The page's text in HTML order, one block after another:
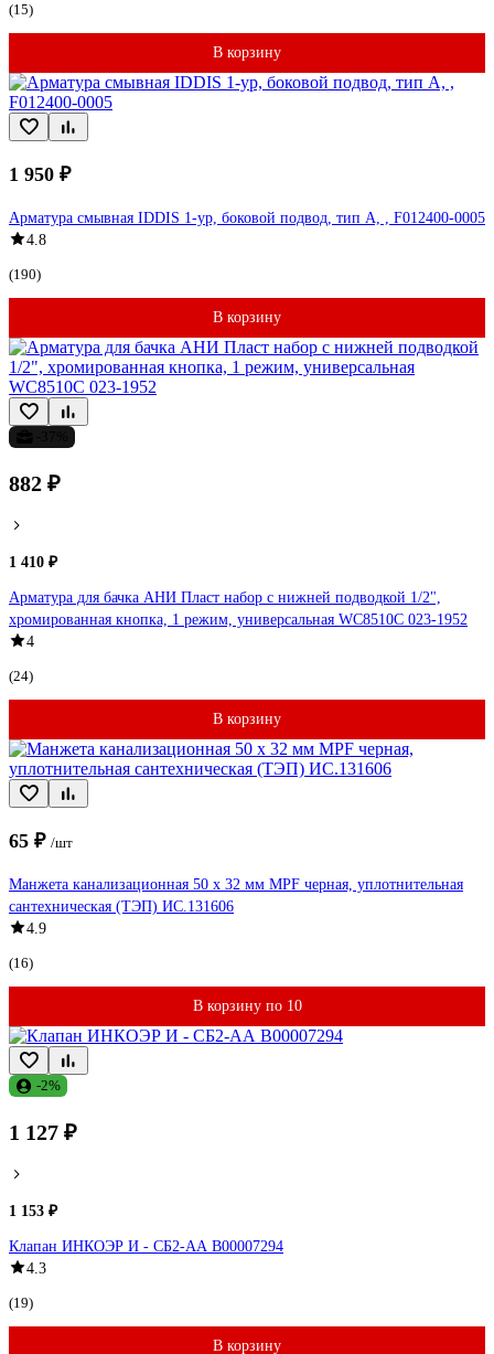
(15)
В корзину
1 950 ₽
Арматура смывная IDDIS 1-ур, боковой подвод, тип А, , F012400-0005
4.8
(190)
В корзину
882 ₽
1 410 ₽
Арматура для бачка АНИ Пласт набор с нижней подводкой 1/2",
хромированная кнопка, 1 режим, универсальная WC8510C 023-1952
4
(24)
В корзину
65 ₽ /шт
Манжета канализационная 50 х 32 мм MPF черная, уплотнительная
сантехническая (ТЭП) ИС.131606
4.9
(16)
В корзину по 10
-2%
1 127 ₽
1 153 ₽
Клапан ИНКОЭР И - СБ2-АА В00007294
4.3
(19)
В корзину